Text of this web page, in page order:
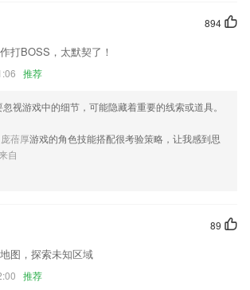
口苹果更新了什么?
能。
的好友和群聊了,只关心想关心的人的消息
为精准的目的地建议；
评论，说出您的使用经历，以帮助我们更好的对产
894
打BOSS，太默契了！
推荐
忽视游戏中的细节，可能隐藏着重要的线索或道具。
蓓厚游戏的角色技能搭配很考验策略，让我感到思
自
89
图，探索未知区域
推荐